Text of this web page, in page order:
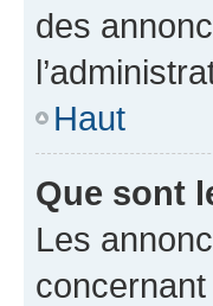
des
Haut
Que sont
Les